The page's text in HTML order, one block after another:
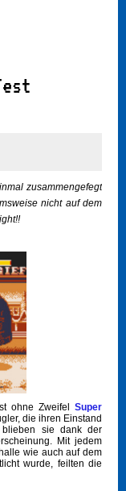
zusammengefegt
nicht auf dem
ohne Zweifel Super
die ihren Einstand
blieben sie dank der
Mit jedem
wie auch auf dem
wurde, feilten die